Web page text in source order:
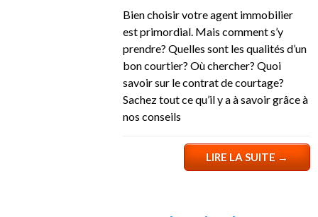
Bien choisir votre agent immobilier
est primordial. Mais comment s’y
prendre? Quelles sont les qualités d’un
bon courtier? Où chercher? Quoi
savoir sur le contrat de courtage?
Sachez tout ce qu’il y a à savoir grâce à
nos conseils
LIRE LA SUITE→